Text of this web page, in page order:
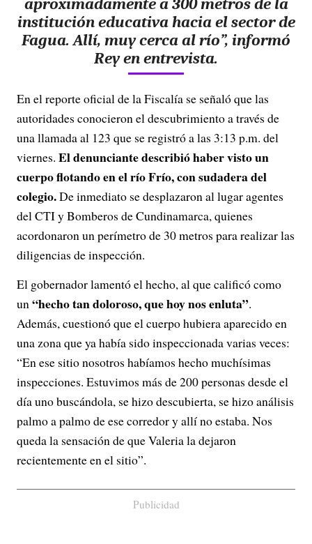
institución educativa hacia el sector de
Fagua. Allí, muy cerca al río”, informó
Rey en entrevista.
En el reporte oficial de la Fiscalía se señaló que las
autoridades conocieron el descubrimiento a través de
una llamada al 123 que se registró a las 3:13 p.m. del
viernes. El denunciante describió haber visto un
cuerpo flotando en el río Frío, con sudadera del
colegio.De inmediato se desplazaron al lugar agentes
del CTI y Bomberos de Cundinamarca, quienes
acordonaron un perímetro de 30 metros para realizar las
diligencias de inspección.
El gobernador lamentó el hecho, al que calificó como
un “hecho tan doloroso, que hoy nos enluta”.
Además, cuestionó que el cuerpo hubiera aparecido en
una zona que ya había sido inspeccionada varias veces:
“En ese sitio nosotros habíamos hecho muchísimas
inspecciones. Estuvimos más de 200 personas desde el
día uno buscándola, se hizo descubierta, se hizo análisis
palmo a palmo de ese corredor y allí no estaba. Nos
queda la sensación de que Valeria la dejaron
recientemente en el sitio”.
Publicidad